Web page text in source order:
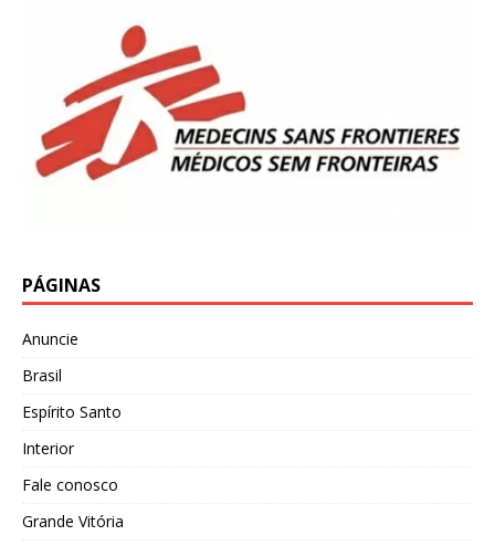
PÁGINAS
Anuncie
Brasil
Espírito Santo
Interior
Fale conosco
Grande Vitória